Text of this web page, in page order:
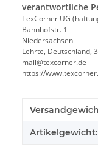
verantwortliche
TexCorner UG
Bahnhofstr. 1
Niedersachsen
Lehrte, Deutschland,
mail@texcorner.de
https://
Artikelgewicht: